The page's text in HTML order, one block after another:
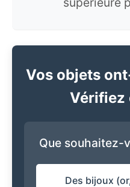
Vos objets
Vérifiez
Que souhaitez-
Des bijoux